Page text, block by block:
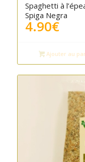
Spaghetti à
Spiga Negra
4.90€
Ajouter au